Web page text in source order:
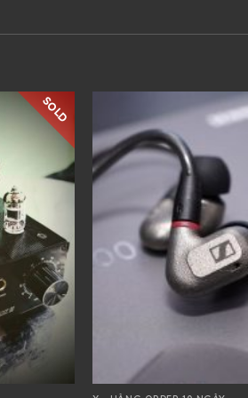
SOLD